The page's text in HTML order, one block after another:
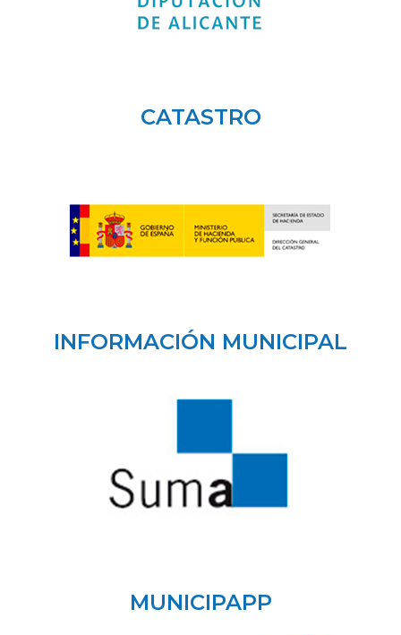
CATASTRO
INFORMACIÓN MUNICIPAL
MUNICIPAPP